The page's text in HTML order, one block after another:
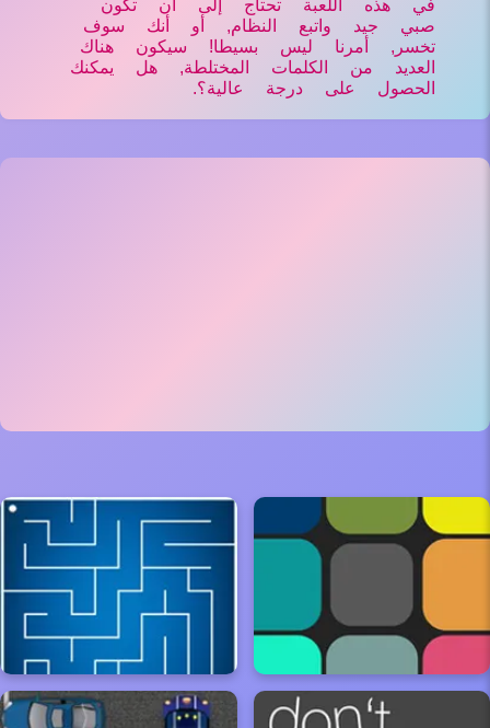
في هذه اللعبة تحتاج إلى أن تكون
صبي جيد واتبع النظام, أو أنك سوف
تخسر, أمرنا ليس بسيطا! سيكون هناك
العديد من الكلمات المختلطة, هل يمكنك
الحصول على درجة عالية؟.